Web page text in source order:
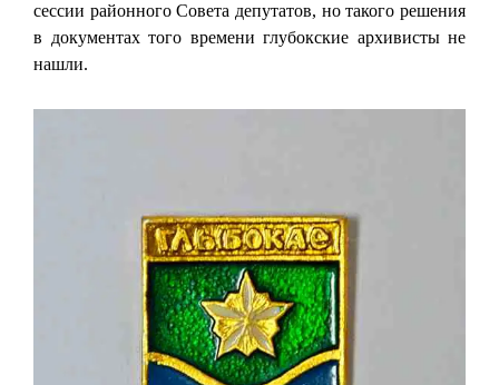
сессии районного Совета депутатов, но такого решения
в документах того времени глубокские архивисты не
нашли.